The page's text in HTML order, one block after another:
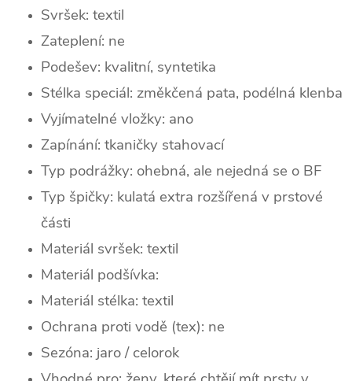
Svršek: textil
Zateplení: ne
Podešev: kvalitní, syntetika
Stélka speciál: změkčená pata, podélná klenba
Vyjímatelné vložky: ano
Zapínání: tkaničky stahovací
Typ podrážky: ohebná, ale nejedná se o BF
Typ špičky: kulatá extra rozšířená v prstové
části
Materiál svršek: textil
Materiál podšívka:
Materiál stélka: textil
Ochrana proti vodě (tex): ne
Sezóna: jaro / celorok